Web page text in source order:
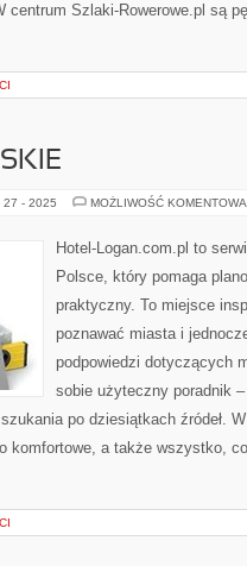
centrum Szlaki-Rowerowe.pl są
27 - 2025 MOŻLIWOŚĆ
Hotel-Logan.com.pl to
Polsce, który pomaga
praktyczny. To miejsce
poznawać miasta i
podpowiedzi dotyczących
sobie użyteczny poradnik
po dziesiątkach źródeł.
komfortowe, a także wszystko,